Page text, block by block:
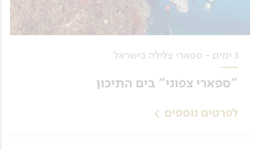
3 ימים - ספארי צלילה בישראל
"ספארי צפוני" בים התיכון
לפרטים נוספים